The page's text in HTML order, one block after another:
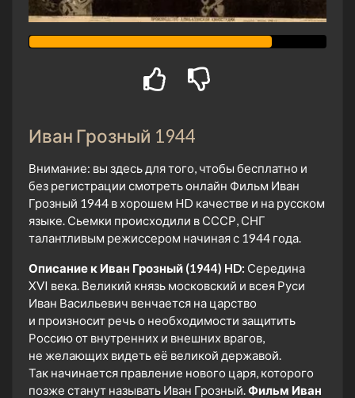
Иван Грозный 1944
Внимание: вы здесь для того, чтобы бесплатно и
без регистрации смотреть онлайн Фильм Иван
Грозный 1944 в хорошем HD качестве и на русском
языке. Сьемки происходили в СССР, СНГ
талантливым режиссером начиная с 1944 года.
Описание к Иван Грозный (1944) HD: Середина
XVI века. Великий князь московский и всея Руси
Иван Васильевич венчается на царство
и произносит речь о необходимости защитить
Россию от внутренних и внешних врагов,
не желающих видеть её великой державой.
Так начинается правление нового царя, которого
позже станут называть Иван Грозный.Фильм Иван